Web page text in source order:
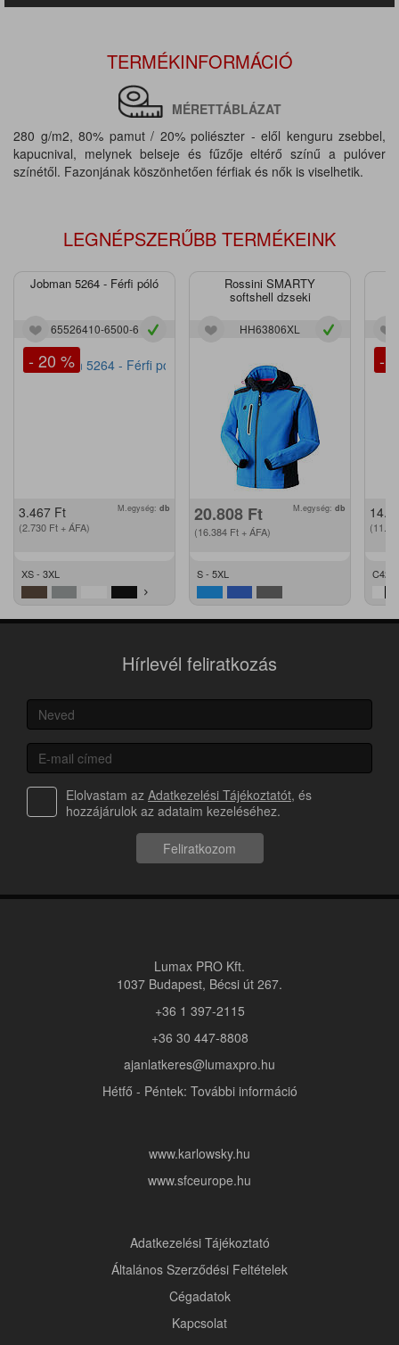
TERMÉKINFORMÁCIÓ
MÉRETTÁBLÁZAT
280 g/m2, 80% pamut / 20% poliészter - elől kenguru zsebbel,
kapucnival, melynek belseje és fűzője eltérő színű a pulóver
színétől. Fazonjának köszönhetően férfiak és nők is viselhetik.
LEGNÉPSZERŰBB TERMÉKEINK
Jobman 5264 - Férfi póló
65526410-6500-6
- 20 %
3.467 Ft
(2.730 Ft + ÁFA)
M.egység: db
XS - 3XL
Rossini SMARTY
softshell dzseki
HH63806XL
20.808 Ft
(16.384 Ft + ÁFA)
M.egység: db
S - 5XL
-
C42 -
Hírlevél feliratkozás
Elolvastam az Adatkezelési Tájékoztatót, és
hozzájárulok az adataim kezeléséhez.
Feliratkozom
Lumax PRO Kft.
1037 Budapest, Bécsi út 267.
+36 1 397-2115
+36 30 447-8808
ajanlatkeres@lumaxpro.hu
Hétfő - Péntek: További információ
www.karlowsky.hu
www.sfceurope.hu
Adatkezelési Tájékoztató
Általános Szerződési Feltételek
Cégadatok
Kapcsolat